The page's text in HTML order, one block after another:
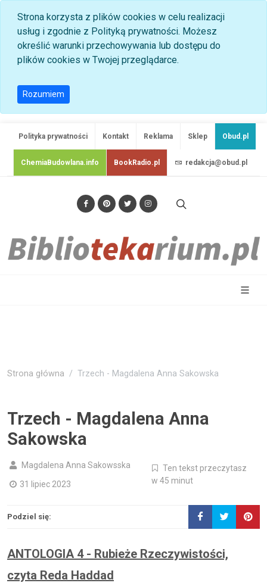
Strona korzysta z plików cookies w celu realizacji
usług i zgodnie z Polityką prywatności. Możesz
określić warunki przechowywania lub dostępu do
plików cookies w Twojej przeglądarce.
Rozumiem
Polityka prywatności Kontakt Reklama Sklep Obud.pl
ChemiaBudowlana.info BookRadio.pl redakcja@obud.pl
Strona główna Trzech - Magdalena Anna Sakowska
Trzech - Magdalena Anna
Sakowska
Magdalena Anna Sakowsska
31 lipiec 2023
Ten tekst przeczytasz
w 45 minut
Podziel się:
ANTOLOGIA 4 - Rubieże Rzeczywistości,
czyta Reda Haddad